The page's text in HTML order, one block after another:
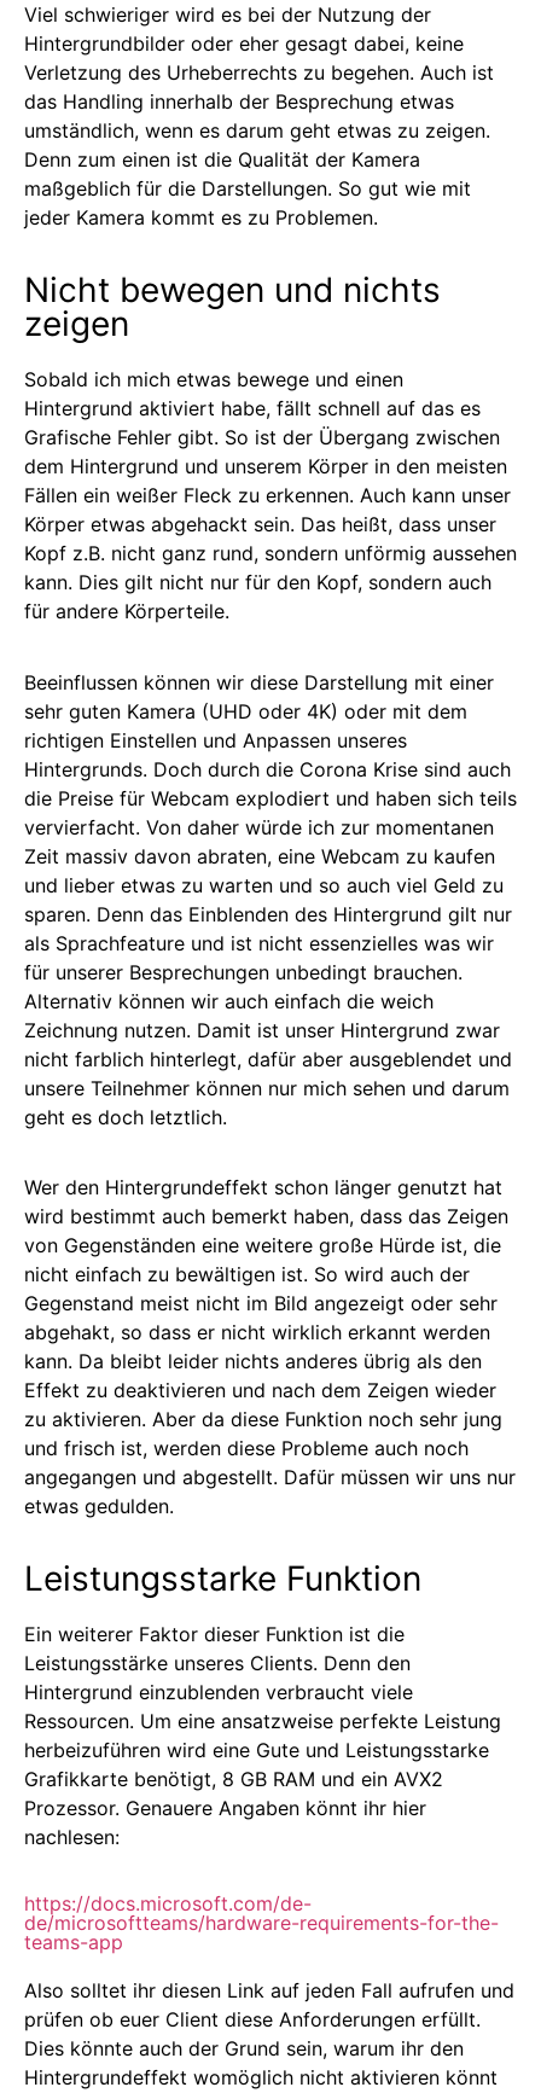
Viel schwieriger wird es bei der Nutzung der
Hintergrundbilder oder eher gesagt dabei, keine
Verletzung des Urheberrechts zu begehen. Auch ist
das Handling innerhalb der Besprechung etwas
umständlich, wenn es darum geht etwas zu zeigen.
Denn zum einen ist die Qualität der Kamera
maßgeblich für die Darstellungen. So gut wie mit
jeder Kamera kommt es zu Problemen.
Nicht bewegen und nichts
zeigen
Sobald ich mich etwas bewege und einen
Hintergrund aktiviert habe, fällt schnell auf das es
Grafische Fehler gibt. So ist der Übergang zwischen
dem Hintergrund und unserem Körper in den meisten
Fällen ein weißer Fleck zu erkennen. Auch kann unser
Körper etwas abgehackt sein. Das heißt, dass unser
Kopf z.B. nicht ganz rund, sondern unförmig aussehen
kann. Dies gilt nicht nur für den Kopf, sondern auch
für andere Körperteile.
Beeinflussen können wir diese Darstellung mit einer
sehr guten Kamera (UHD oder 4K) oder mit dem
richtigen Einstellen und Anpassen unseres
Hintergrunds. Doch durch die Corona Krise sind auch
die Preise für Webcam explodiert und haben sich teils
vervierfacht. Von daher würde ich zur momentanen
Zeit massiv davon abraten, eine Webcam zu kaufen
und lieber etwas zu warten und so auch viel Geld zu
sparen. Denn das Einblenden des Hintergrund gilt nur
als Sprachfeature und ist nicht essenzielles was wir
für unserer Besprechungen unbedingt brauchen.
Alternativ können wir auch einfach die weich
Zeichnung nutzen. Damit ist unser Hintergrund zwar
nicht farblich hinterlegt, dafür aber ausgeblendet und
unsere Teilnehmer können nur mich sehen und darum
geht es doch letztlich.
Wer den Hintergrundeffekt schon länger genutzt hat
wird bestimmt auch bemerkt haben, dass das Zeigen
von Gegenständen eine weitere große Hürde ist, die
nicht einfach zu bewältigen ist. So wird auch der
Gegenstand meist nicht im Bild angezeigt oder sehr
abgehakt, so dass er nicht wirklich erkannt werden
kann. Da bleibt leider nichts anderes übrig als den
Effekt zu deaktivieren und nach dem Zeigen wieder
zu aktivieren. Aber da diese Funktion noch sehr jung
und frisch ist, werden diese Probleme auch noch
angegangen und abgestellt. Dafür müssen wir uns nur
etwas gedulden.
Leistungsstarke Funktion
Ein weiterer Faktor dieser Funktion ist die
Leistungsstärke unseres Clients. Denn den
Hintergrund einzublenden verbraucht viele
Ressourcen. Um eine ansatzweise perfekte Leistung
herbeizuführen wird eine Gute und Leistungsstarke
Grafikkarte benötigt, 8 GB RAM und ein AVX2
Prozessor. Genauere Angaben könnt ihr hier
nachlesen:
https://docs.microsoft.com/de-
de/microsoftteams/hardware-requirements-for-the-
teams-app
Also solltet ihr diesen Link auf jeden Fall aufrufen und
prüfen ob euer Client diese Anforderungen erfüllt.
Dies könnte auch der Grund sein, warum ihr den
Hintergrundeffekt womöglich nicht aktivieren könnt